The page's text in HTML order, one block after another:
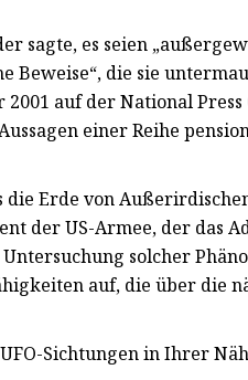
sagte, es seien
Beweise“, die sie
auf der National
einer Reihe
die Erde von
der US-Armee, der das
solcher
auf, die über die
Sichtungen in Ihrer